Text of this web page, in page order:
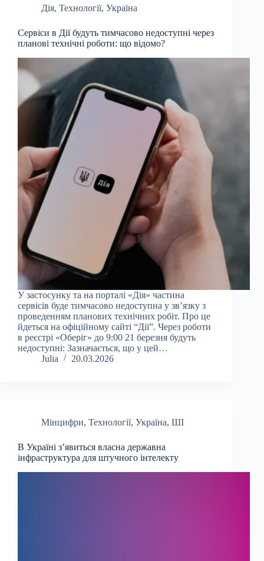
Дія, Технології, Україна
Cервіси в Дії будуть тимчасово недоступні через
планові технічні роботи: що відомо?
У застосунку та на порталі «Дія» частина
сервісів буде тимчасово недоступна у зв’язку з
проведенням планових технічних робіт. Про це
йдеться на офіційному сайті “Дії”. Через роботи
в реєстрі «Оберіг» до 9:00 21 березня будуть
недоступні: Зазначається, що у цей…
Julia
20.03.2026
Мінцифри, Технології, Україна, ШІ
В Україні зʼявиться власна державна
інфраструктура для штучного інтелекту